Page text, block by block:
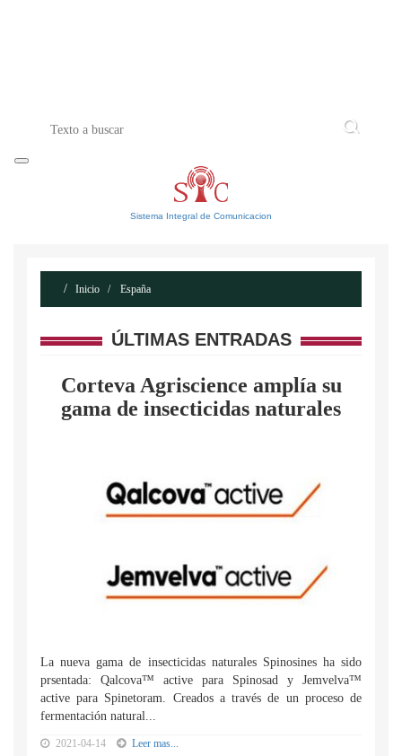
Sistema Integral de Comunicacion
Inicio España
ÚLTIMAS ENTRADAS
Corteva Agriscience amplía su
gama de insecticidas naturales
La nueva gama de insecticidas naturales Spinosines ha sido
prsentada: Qalcova™ active para Spinosad y Jemvelva™
active para Spinetoram. Creados a través de un proceso de
fermentación natural...
2021-04-14 Leer mas...